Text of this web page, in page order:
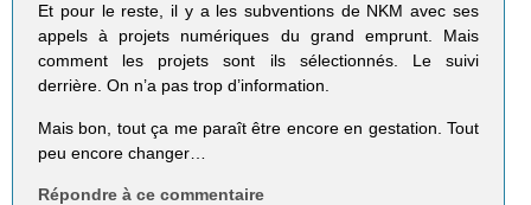
Et pour le reste, il y a les subventions de NKM avec ses
appels à projets numériques du grand emprunt. Mais
comment les projets sont ils sélectionnés. Le suivi
derrière. On n’a pas trop d’information.
Mais bon, tout ça me paraît être encore en gestation. Tout
peu encore changer…
Répondre à ce commentaire